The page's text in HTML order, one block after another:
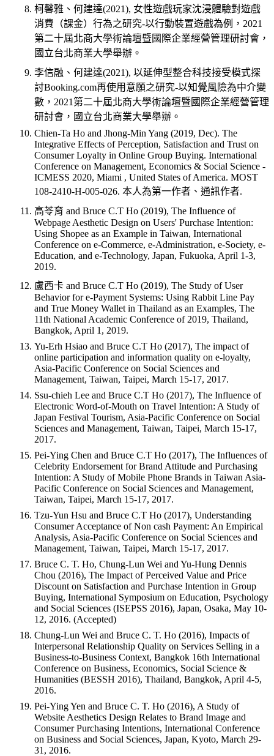
柯馨雅、何建達(2021), 女性遊戲玩家沈浸體驗對遊戲
消費（課金）行為之研究-以行動裝置遊戲為例，2021
第二十屆北商大學術論壇暨國際企業經營管理研討會，
國立台北商業大學舉辦。
李信融、何建達(2021), 以延伸型整合科技接受模式探
討Booking.com再使用意願之研究-以知覺風險為中介變
數，2021第二十屆北商大學術論壇暨國際企業經營管理
研討會，國立台北商業大學舉辦。
Chien-Ta Ho and Jhong-Min Yang (2019, Dec). The
Integrative Effects of Perception, Satisfaction and Trust on
Consumer Loyalty in Online Group Buying. International
Conference on Management, Economics & Social Science -
ICMESS 2020, Miami , United States of America. MOST
108-2410-H-005-026. 本人為第一作者、通訊作者.
高苓育 and Bruce C.T Ho (2019), The Influence of
Webpage Aesthetic Design on Users' Purchase Intention:
Using Shopee as an Example in Taiwan, International
Conference on e-Commerce, e-Administration, e-Society, e-
Education, and e-Technology, Japan, Fukuoka, April 1-3,
2019.
盧西卡 and Bruce C.T Ho (2019), The Study of User
Behavior for e-Payment Systems: Using Rabbit Line Pay
and True Money Wallet in Thailand as an Examples, The
11th National Academic Conference of 2019, Thailand,
Bangkok, April 1, 2019.
Yu-Erh Hsiao and Bruce C.T Ho (2017), The impact of
online participation and information quality on e-loyalty,
Asia-Pacific Conference on Social Sciences and
Management, Taiwan, Taipei, March 15-17, 2017.
Ssu-chieh Lee and Bruce C.T Ho (2017), The Influence of
Electronic Word-of-Mouth on Travel Intention: A Study of
Japan Festival Tourism, Asia-Pacific Conference on Social
Sciences and Management, Taiwan, Taipei, March 15-17,
2017.
Pei-Ying Chen and Bruce C.T Ho (2017), The Influences of
Celebrity Endorsement for Brand Attitude and Purchasing
Intention: A Study of Mobile Phone Brands in Taiwan Asia-
Pacific Conference on Social Sciences and Management,
Taiwan, Taipei, March 15-17, 2017.
Tzu-Yun Hsu and Bruce C.T Ho (2017), Understanding
Consumer Acceptance of Non cash Payment: An Empirical
Analysis, Asia-Pacific Conference on Social Sciences and
Management, Taiwan, Taipei, March 15-17, 2017.
Bruce C. T. Ho, Chung-Lun Wei and Yu-Hung Dennis
Chou (2016), The Impact of Perceived Value and Price
Discount on Satisfaction and Purchase Intention in Group
Buying, International Symposium on Education, Psychology
and Social Sciences (ISEPSS 2016), Japan, Osaka, May 10-
12, 2016. (Accepted)
Chung-Lun Wei and Bruce C. T. Ho (2016), Impacts of
Interpersonal Relationship Quality on Services Selling in a
Business-to-Business Context, Bangkok 16th International
Conference on Business, Economics, Social Science &
Humanities (BESSH 2016), Thailand, Bangkok, April 4-5,
2016.
Pei-Ying Yen and Bruce C. T. Ho (2016), A Study of
Website Aesthetics Design Relates to Brand Image and
Consumer Purchasing Intentions, International Conference
on Business and Social Sciences, Japan, Kyoto, March 29-
31, 2016.